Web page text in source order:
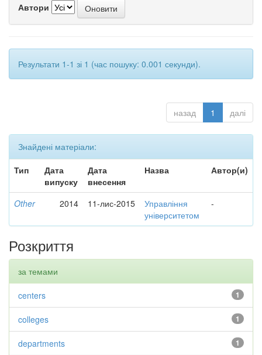
Автори
Результати 1-1 зі 1 (час пошуку: 0.001 секунди).
назад 1 далі
Знайдені матеріали:
Тип
Дата
випуску
Дата
внесення
Назва Автор(и)
Other 2014 11-лис-2015
Управління
університетом
-
Розкриття
за темами
1
centers
1
colleges
1
departments